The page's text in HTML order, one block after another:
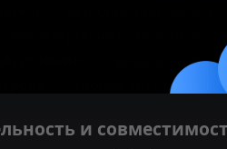
здоровье врагов для
Просматривайте скелетную
– Определите
– Отображайте
и